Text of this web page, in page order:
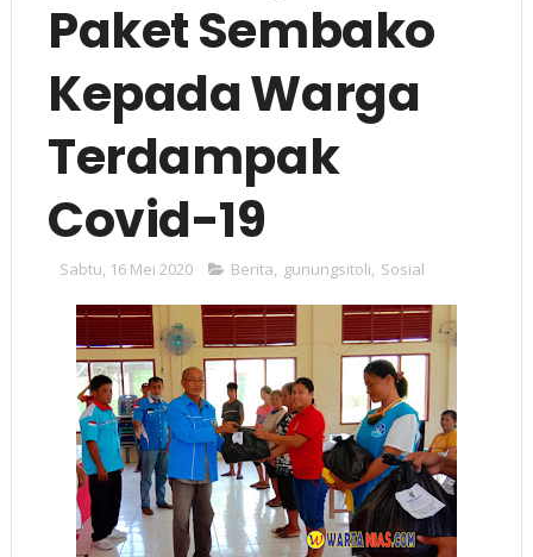
Paket Sembako
Kepada Warga
Terdampak
Covid-19
Sabtu, 16 Mei 2020 Berita, gunungsitoli, Sosial